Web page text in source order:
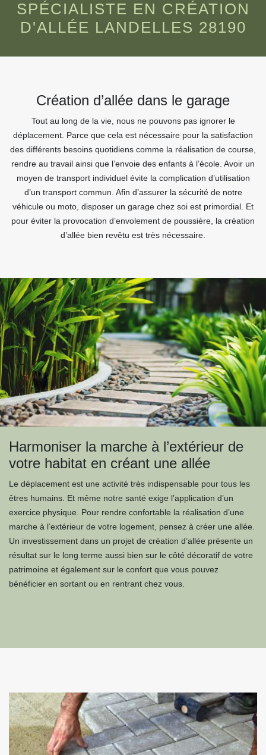
SPÉCIALISTE EN CRÉATION
D'ALLÉE LANDELLES 28190
Création d’allée dans le garage
Tout au long de la vie, nous ne pouvons pas ignorer le
déplacement. Parce que cela est nécessaire pour la satisfaction
des différents besoins quotidiens comme la réalisation de course,
rendre au travail ainsi que l’envoie des enfants à l’école. Avoir un
moyen de transport individuel évite la complication d’utilisation
d’un transport commun. Afin d’assurer la sécurité de notre
véhicule ou moto, disposer un garage chez soi est primordial. Et
pour éviter la provocation d’envolement de poussière, la création
d’allée bien revêtu est très nécessaire.
Harmoniser la marche à l’extérieur de
votre habitat en créant une allée
Le déplacement est une activité très indispensable pour tous les
êtres humains. Et même notre santé exige l’application d’un
exercice physique. Pour rendre confortable la réalisation d’une
marche à l’extérieur de votre logement, pensez à créer une allée.
Un investissement dans un projet de création d’allée présente un
résultat sur le long terme aussi bien sur le côté décoratif de votre
patrimoine et également sur le confort que vous pouvez
bénéficier en sortant ou en rentrant chez vous.